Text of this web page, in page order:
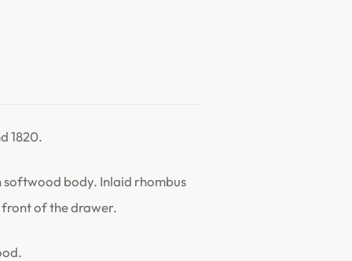
1820.
body. Inlaid rhombus
of the drawer.